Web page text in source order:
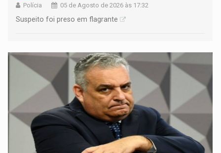
Polícia 05 de Agosto de 2026 às 17:32
Suspeito foi preso em flagrante